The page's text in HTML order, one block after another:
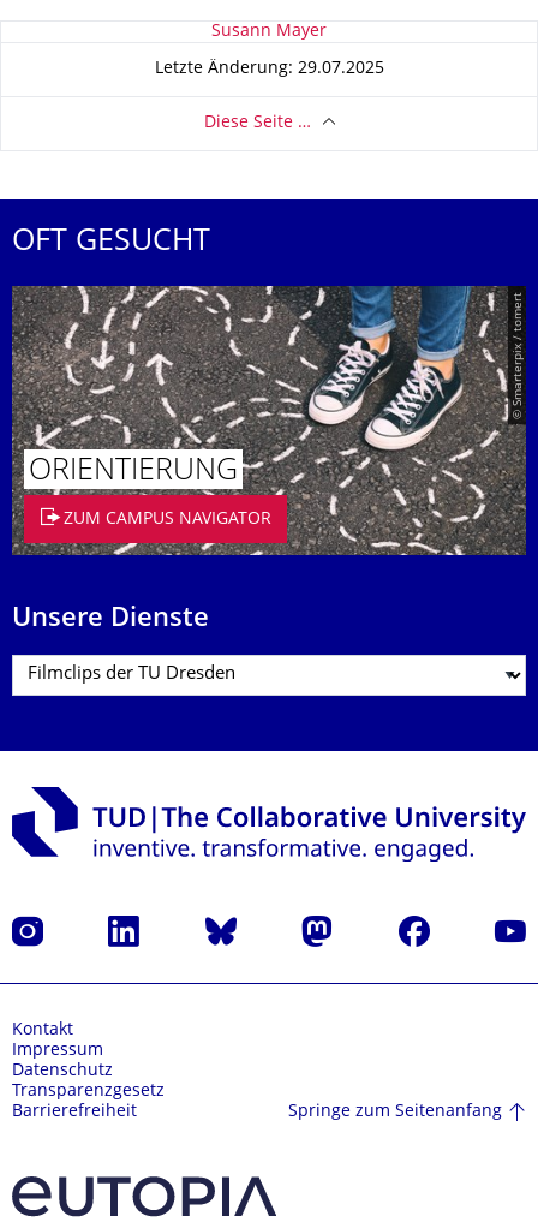
Zu dieser Seite Susann Mayer
Letzte Änderung: 29.07.2025
Diese Seite …
OFT GESUCHT
© Smarterpix / tomert
ORIENTIERUNG
ZUM CAMPUS NAVIGATOR
Unsere Dienste
Instagram LinkedIn Bluesky Mastodon Facebook
Kontakt
Impressum
Datenschutz
Transparenzgesetz
Barrierefreiheit
Springe zum Seitenanfang